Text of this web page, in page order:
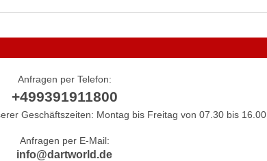
Anfragen per Telefon:
+499391911800
Geschäftszeiten: Montag bis Freitag von 07.30 bis 16.00
Anfragen per E-Mail:
info@dartworld.de